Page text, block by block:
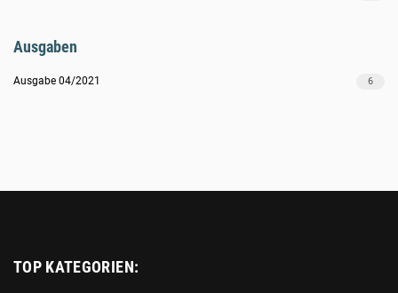
Ausgaben
Ausgabe 04/2021 6
TOP KATEGORIEN: